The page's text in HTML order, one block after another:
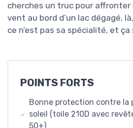
cherches un truc pour affronter
vent au bord d’un lac dégagé,
ce n’est pas sa spécialité, et
POINTS FORTS
Bonne protection contre la
soleil (toile 210D avec
50+)